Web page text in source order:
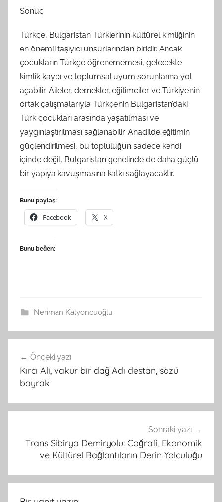
Sonuç
Türkçe, Bulgaristan Türklerinin kültürel kimliğinin
en önemli taşıyıcı unsurlarından biridir. Ancak
çocukların Türkçe öğrenememesi, gelecekte
kimlik kaybı ve toplumsal uyum sorunlarına yol
açabilir. Aileler, dernekler, eğitimciler ve Türkiye’nin
ortak çalışmalarıyla Türkçe’nin Bulgaristan’daki
Türk çocukları arasında yaşatılması ve
yaygınlaştırılması sağlanabilir. Anadilde eğitimin
güçlendirilmesi, bu topluluğun sadece kendi
içinde değil, Bulgaristan genelinde de daha güçlü
bir yapıya kavuşmasına katkı sağlayacaktır.
Bunu paylaş:
Facebook X
Bunu beğen:
Neriman Kalyoncuoğlu
gezinmesi
Önceki yazı
Kırcı Ali, vakur bir dağ Adı destan, sözü
bayrak
Sonraki yazı
Trans Sibirya Demiryolu: Coğrafi, Ekonomik
ve Kültürel Bağlantıların Derin Yolculuğu